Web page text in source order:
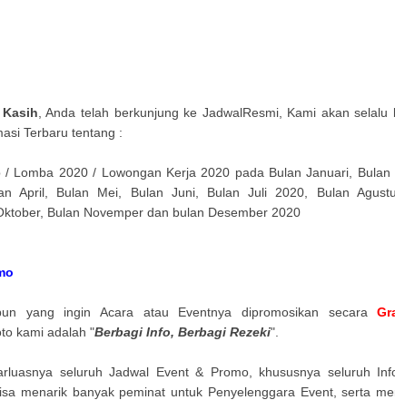
Kasih , Anda telah berkunjung ke JadwalResmi, Kami akan selalu
Terbaru tentang :
Lomba 2020 / Lowongan Kerja 2020 pada Bulan Januari, Bulan
April, Bulan Mei, Bulan Juni, Bulan Juli 2020, Bulan
Bulan Novemper dan bulan Desember 2020
yang ingin Acara atau Eventnya dipromosikan secara
kami adalah "Berbagi Info, Berbagi Rezeki".
seluruh Jadwal Event & Promo, khususnya seluruh
menarik banyak peminat untuk Penyelenggara Event, serta